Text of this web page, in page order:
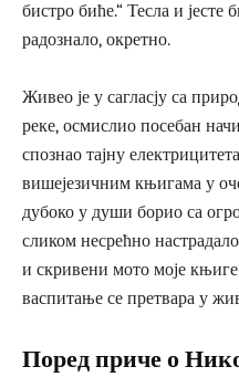
бистро биће.“ Тесла и јесте
радознало, окретно.
Живео је у сагласју са
реке, осмислио посебан
спознао тајну
вишејезичним књигама у
дубоко у души борио са
сликом несрећно
и скривени мото моје
васпитање се претвара у
Поред приче о